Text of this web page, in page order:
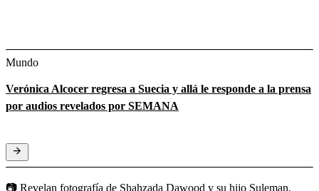
Mundo
Verónica Alcocer regresa a Suecia y allá le responde a la prensa
por audios revelados por SEMANA
📷 Revelan fotografía de Shahzada Dawood y su hijo Suleman,